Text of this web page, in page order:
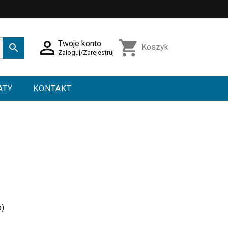
  Twoje konto
Zaloguj/Zarejestruj shopping_cart Koszyk
KONTAKT